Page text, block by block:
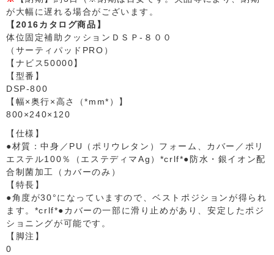
が大幅に遅れる場合がございます。
【2016カタログ商品】
体位固定補助クッションＤＳＰ-８００
（サーティパッドPRO）
【ナビス50000】
【型番】
DSP-800
【幅×奥行×高さ（*mm*）】
800×240×120
【仕様】
●材質：中身／PU（ポリウレタン）フォーム、カバー／ポリ
エステル100％（エステディマAg）*crlf*●防水・銀イオン配
合制菌加工（カバーのみ）
【特長】
●角度が30°になっていますので、ベストポジションが得られ
ます。*crlf*●カバーの一部に滑り止めがあり、安定したポジ
ショニングが可能です。
【脚注】
0